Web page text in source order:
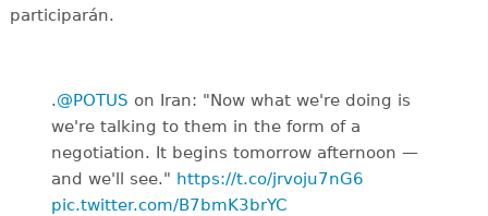
participarán.
.@POTUS on Iran: "Now what we're doing is
we're talking to them in the form of a
negotiation. It begins tomorrow afternoon —
and we'll see." https://t.co/jrvoju7nG6
pic.twitter.com/B7bmK3brYC